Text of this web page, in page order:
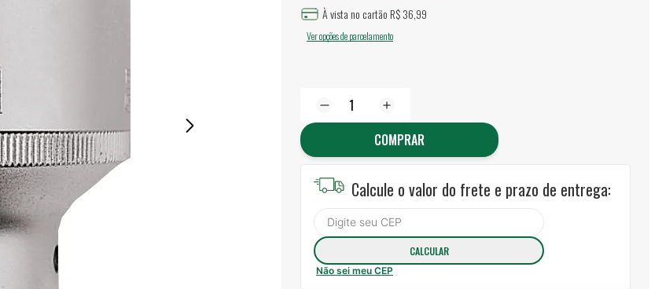
À vista no cartão R$ 36,99
Ver opções de parcelamento
COMPRAR
Calcule o valor do frete e prazo de entrega:
Não sei meu CEP